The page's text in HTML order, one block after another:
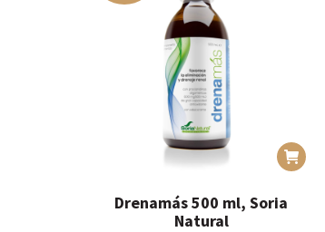
Drenamás 500 ml, Soria
Natural